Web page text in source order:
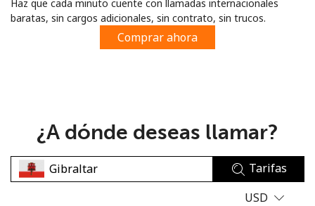
o
Haz que cada minuto cuente con llamadas internacionales
baratas, sin cargos adicionales, sin contrato, sin trucos.
Comprar ahora
¿A dónde deseas llamar?
Tarifas
USD